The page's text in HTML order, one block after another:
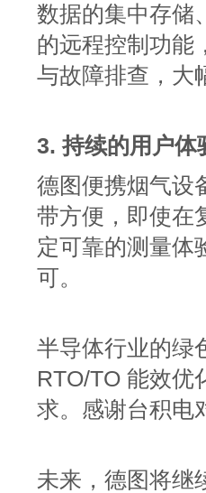
数据的集中存储
的远程控制功能
与故障排查，大
3. 持续的用户体
德图便携烟气设
带方便，即使在
定可靠的测量体
可。
半导体行业的绿
RTO/TO 能效优
求。感谢台积电
未来，德图将继